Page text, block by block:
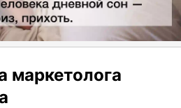
маркетолога